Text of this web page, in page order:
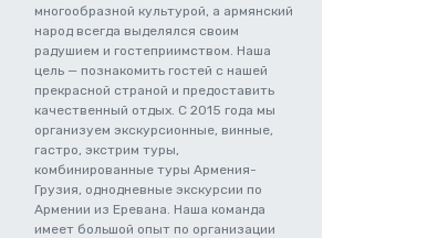
многообразной культурой, а армянский
народ всегда выделялся своим
радушием и гостеприимством. Наша
цель — познакомить гостей с нашей
прекрасной страной и предоставить
качественный отдых. С 2015 года мы
организуем экскурсионные, винные,
гастро, экстрим туры,
комбинированные туры Армения-
Грузия, однодневные экскурсии по
Армении из Еревана. Наша команда
имеет большой опыт по организации